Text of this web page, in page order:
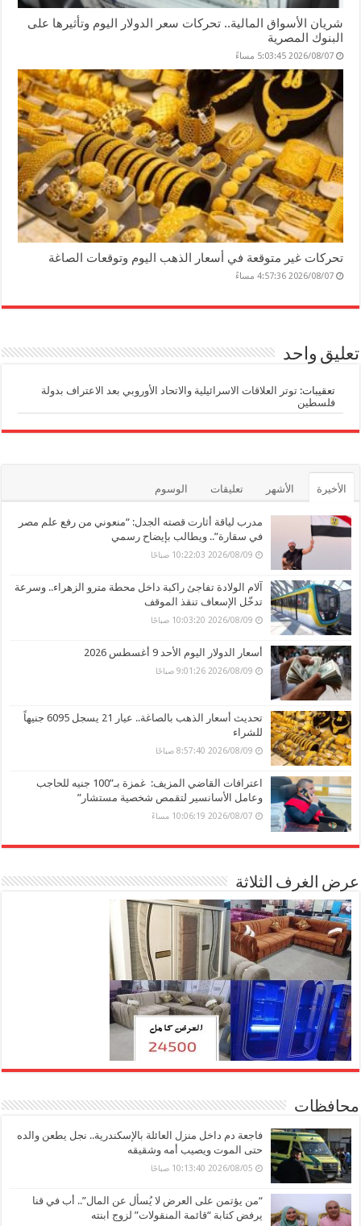
شريان الأسواق المالية.. تحركات سعر الدولار اليوم وتأثيرها على
البنوك المصرية
2026/08/07 5:03:45 مساءً
تحركات غير متوقعة في أسعار الذهب اليوم وتوقعات الصاغة
2026/08/07 4:57:36 مساءً
تعليق واحد
تعقيبات:توتر العلاقات الاسرائيلية والاتحاد الأوروبي بعد الاعتراف بدولة
فلسطين
الأخيرة الأشهر تعليقات الوسوم
مدرب لياقة أثارت قصته الجدل: “منعوني من رفع علم مصر
في سقارة”.. ويطالب بإيضاح رسمي
2026/08/09 10:22:03 صباحًا
آلام الولادة تفاجئ راكبة داخل محطة مترو الزهراء.. وسرعة
تدخّل الإسعاف تنقذ الموقف
2026/08/09 10:03:20 صباحًا
أسعار الدولار اليوم الأحد 9 أغسطس 2026
2026/08/09 9:01:26 صباحًا
تحديث أسعار الذهب بالصاغة.. عيار 21 يسجل 6095 جنيهاً
للشراء
2026/08/09 8:57:40 صباحًا
اعترافات القاضي المزيف: غمزة بـ”100 جنيه للحاجب
وعامل الأسانسير لتقمص شخصية مستشار”
2026/08/07 10:06:19 مساءً
عرض الغرف الثلاثة
محافظات
فاجعة دم داخل منزل العائلة بالإسكندرية.. نجل يطعن والده
حتى الموت ويصيب أمه وشقيقه
2026/08/05 10:13:40 صباحًا
“من يؤتمن على العرض لا يُسأل عن المال”.. أب في قنا
يرفض كتابة “قائمة المنقولات” لزوج ابنته